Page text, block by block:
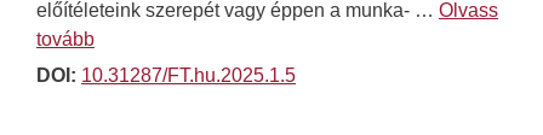
előítéleteink szerepét vagy éppen a munka- … Olvass
tovább
DOI: 10.31287/FT.hu.2025.1.5